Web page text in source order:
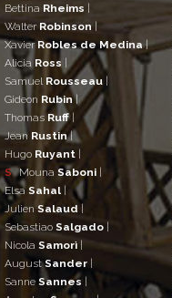
Bettina Rheims |
Walter Robinson|
Xavier Robles de Medina |
Alicia Ross |
Samuel Rousseau |
Gideon Rubin|
ThomasRuff|
Jean Rustin|
Hugo Ruyant |
S Mouna Saboni |
Elsa Sahal |
JulienSalaud |
Sebastiao Salgado |
Nicola Samorì |
AugustSander |
Sanne Sannes |